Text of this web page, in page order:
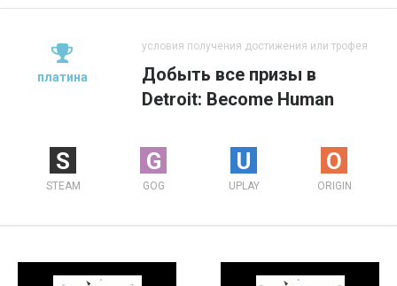
платина
условия получения достижения или трофея
Добыть все призы в
Detroit: Become Human
S
STEAM
G
GOG
U
UPLAY
O
ORIGIN